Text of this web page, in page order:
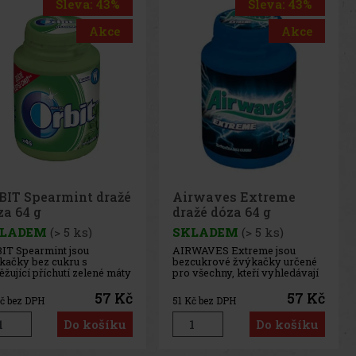
Sleva: 43%
Akce
Extreme
dóza 64 g
(> 5 ks)
Extreme jsou
žvýkačky určené
kteří vyhledávají
intenzivní
osvěžení. Silná
chladivých
tónů přináší
pocit svěžesti a
svěží dech.
bez DPH 57 Kč
Do košíku
Sleva: 43%
Akce
Airwaves Cassis dražé
dóza 64 g
SKLADEM (> 5 ks)
AIRWAVES Cool Cassis jsou
žvýkačky bez cukru, které
spojují intenzivní chuť černého
rybízu s výraznou mentolovou
svěžestí. Originální kombinace
ovocných a chladivých tónů
přináší dlouhotrvající osvěžení
a příjemný pocit svěžího
dechu. Praktická dóza
51 Kč bez DPH 57 Kč
Do košíku